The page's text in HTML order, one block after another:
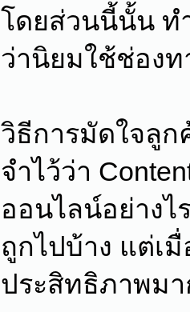
โดยส่วนนี้นั้น ท
ว่านิยมใช้ช่อง
วิธีการมัดใจลูก
จำไว้ว่า
ออนไลน์อย่าง
ถูกไปบ้าง แต่เ
ประสิทธิภาพม